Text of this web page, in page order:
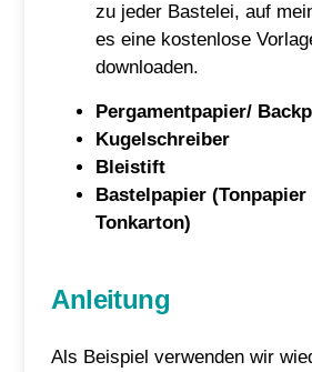
zu jeder Bastelei, auf
es eine kostenlose
downloaden.
Pergamentpapier/
Kugelschreiber
Bleistift
Bastelpapier (Tonpapier
Tonkarton)
Anleitung
Als Beispiel verwenden wir